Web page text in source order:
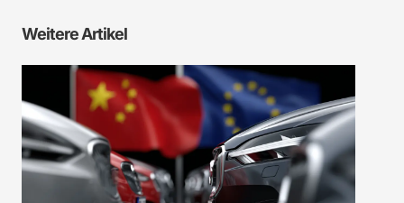
Weitere Artikel